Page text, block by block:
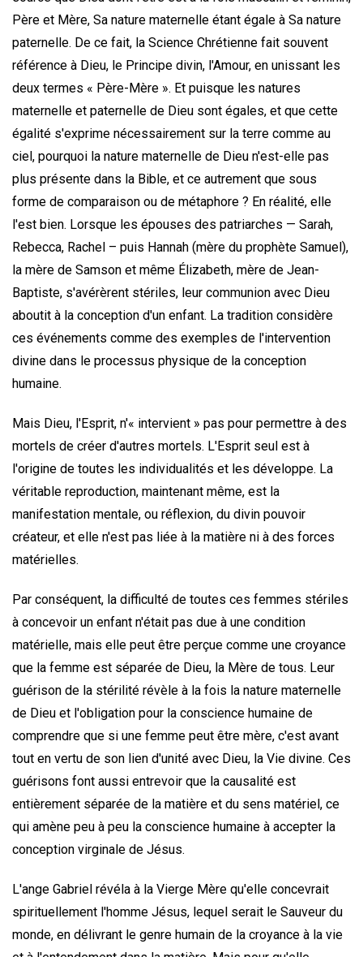
Père et Mère, Sa nature maternelle étant égale à Sa nature
paternelle. De ce fait, la Science Chrétienne fait souvent
référence à Dieu, le Principe divin, l'Amour, en unissant les
deux termes « Père-Mère ». Et puisque les natures
maternelle et paternelle de Dieu sont égales, et que cette
égalité s'exprime nécessairement sur la terre comme au
ciel, pourquoi la nature maternelle de Dieu n'est-elle pas
plus présente dans la Bible, et ce autrement que sous
forme de comparaison ou de métaphore ? En réalité, elle
l'est bien. Lorsque les épouses des patriarches — Sarah,
Rebecca, Rachel – puis Hannah (mère du prophète Samuel),
la mère de Samson et même Élizabeth, mère de Jean-
Baptiste, s'avérèrent stériles, leur communion avec Dieu
aboutit à la conception d'un enfant. La tradition considère
ces événements comme des exemples de l'intervention
divine dans le processus physique de la conception
humaine.
Mais Dieu, l'Esprit, n'« intervient » pas pour permettre à des
mortels de créer d'autres mortels. L'Esprit seul est à
l'origine de toutes les individualités et les développe. La
véritable reproduction, maintenant même, est la
manifestation mentale, ou réflexion, du divin pouvoir
créateur, et elle n'est pas liée à la matière ni à des forces
matérielles.
Par conséquent, la difficulté de toutes ces femmes stériles
à concevoir un enfant n'était pas due à une condition
matérielle, mais elle peut être perçue comme une croyance
que la femme est séparée de Dieu, la Mère de tous. Leur
guérison de la stérilité révèle à la fois la nature maternelle
de Dieu et l'obligation pour la conscience humaine de
comprendre que si une femme peut être mère, c'est avant
tout en vertu de son lien d'unité avec Dieu, la Vie divine. Ces
guérisons font aussi entrevoir que la causalité est
entièrement séparée de la matière et du sens matériel, ce
qui amène peu à peu la conscience humaine à accepter la
conception virginale de Jésus.
L'ange Gabriel révéla à la Vierge Mère qu'elle concevrait
spirituellement l'homme Jésus, lequel serait le Sauveur du
monde, en délivrant le genre humain de la croyance à la vie